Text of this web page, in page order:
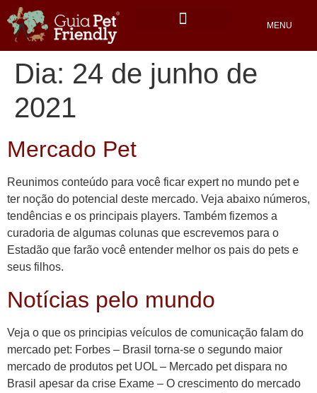
MENU
Dia: 24 de junho de
2021
Mercado Pet
Reunimos conteúdo para você ficar expert no mundo pet e
ter noção do potencial deste mercado. Veja abaixo números,
tendências e os principais players. Também fizemos a
curadoria de algumas colunas que escrevemos para o
Estadão que farão você entender melhor os pais do pets e
seus filhos.
Notícias pelo mundo
Veja o que os principias veículos de comunicação falam do
mercado pet: Forbes – Brasil torna-se o segundo maior
mercado de produtos pet UOL – Mercado pet dispara no
Brasil apesar da crise Exame – O crescimento do mercado